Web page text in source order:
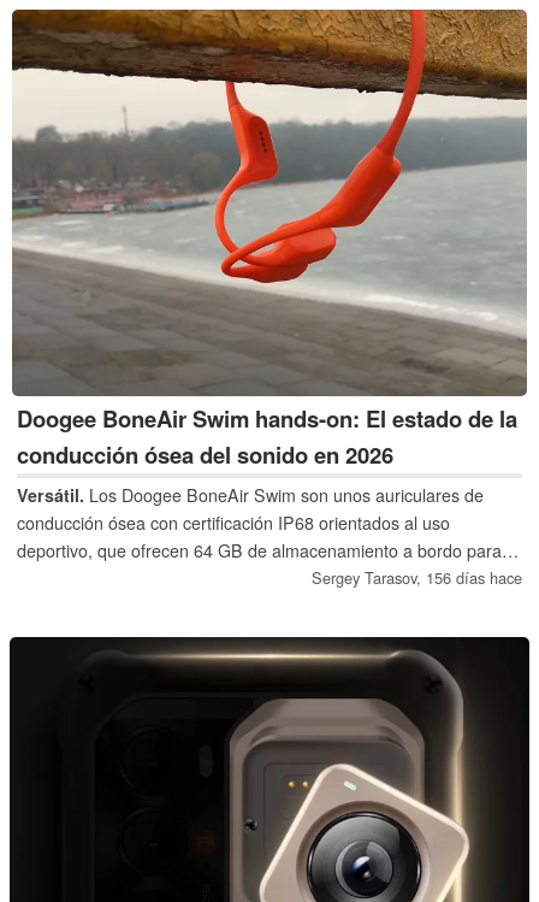
altitud y presión barométrica, SpO₂ seguimiento, y mucho más.
La pregunta es, ¿son estas características suficientes para
permitirle competir con Xiaomi, Samsung y compañía?
Doogee BoneAir Swim hands-on: El estado de la
conducción ósea del sonido en 2026
Versátil. Los Doogee BoneAir Swim son unos auriculares de
conducción ósea con certificación IP68 orientados al uso
deportivo, que ofrecen 64 GB de almacenamiento a bordo para
una reproducción sin teléfono, entre otras ventajas. Puede sonar
práctica, aunque en última instancia bastante nicho, de obtener
su dosis de música sobre la marcha.
Sergey Tarasov, 156 días hace